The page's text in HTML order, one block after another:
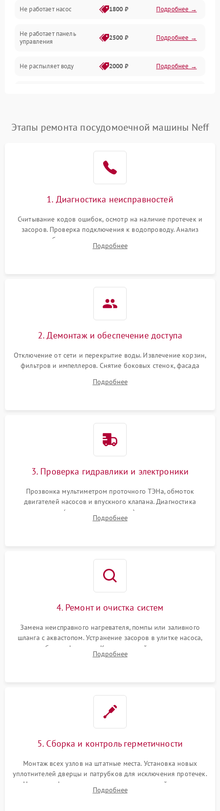
Вода
Гигиена
Программное обеспечение
Не работает насос 1800 ₽ Подробнее →
Не работает панель
управления
2500 ₽ Подробнее →
Не распыляет воду 2000 ₽ Подробнее →
воды
1800 ₽ Подробнее →
Проблемы с
Этапы ремонта посудомоечной машины Neff
1. Диагностика неисправностей
Считывание кодов ошибок, осмотр на наличие протечек и
засоров. Проверка подключения к водопроводу. Анализ
жалоб на отсутствие слива, нагрева, вращения
разбрызгивателей или срабатывание системы защиты
Подробнее
2. Демонтаж и обеспечение доступа
Отключение от сети и перекрытие воды. Извлечение корзин,
фильтров и импеллеров. Снятие боковых стенок, фасада
циркуляционному насосу, ТЭНу и сливной помпе.
Подробнее
3. Проверка гидравлики и электроники
Прозвонка мультиметром проточного ТЭНа, обмоток
двигателей насосов и впускного клапана. Диагностика
прессостата (датчика уровня воды), датчика мутности,
концевика дверцы и электронного модуля управления.
Подробнее
4. Ремонт и очистка систем
Замена неисправного нагревателя, помпы или заливного
шланга с аквастопом. Устранение засоров в улитке насоса,
патрубках и фильтрах. Компонентный ремонт платы
управления, восстановление поврежденной проводки.
Подробнее
5. Сборка и контроль герметичности
Монтаж всех узлов на штатные места. Установка новых
уплотнителей дверцы и патрубков для исключения протечек.
Надежная фиксация хомутов гидравлической системы,
сборка корпуса и установка датчика поплавка.
Подробнее